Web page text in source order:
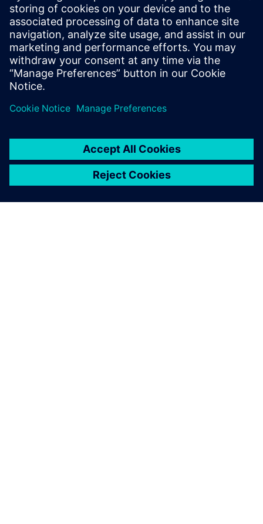
Industrija: Automotive & transportation, Heavy
equipment, Industrial machinery
Mjesto: Pinneberg , Germany
Siemens softver: NX